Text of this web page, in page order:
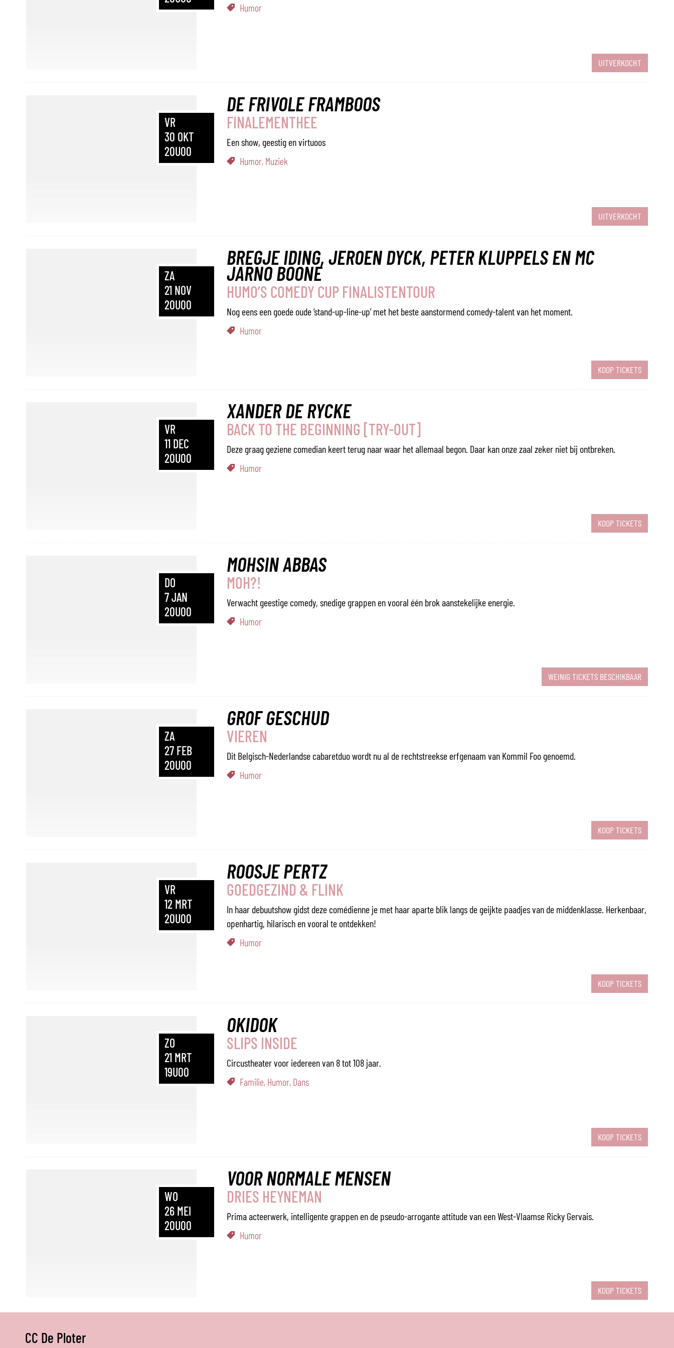
Humor
UITVERKOCHT
VR
30 OKT
20U00
DE FRIVOLE FRAMBOOS
FINALEMENTHEE
Een show, geestig en virtuoos
Humor, Muziek
UITVERKOCHT
ZA
21 NOV
20U00
BREGJE IDING, JEROEN DYCK, PETER KLUPPELS EN MC
JARNO BOONE
HUMO’S COMEDY CUP FINALISTENTOUR
Nog eens een goede oude ‘stand-up-line-up’ met het beste aanstormend comedy-talent van het moment.
Humor
KOOP TICKETS
VR
11 DEC
20U00
XANDER DE RYCKE
BACK TO THE BEGINNING [TRY-OUT]
Deze graag geziene comedian keert terug naar waar het allemaal begon. Daar kan onze zaal zeker niet bij ontbreken.
Humor
KOOP TICKETS
DO
7JAN
20U00
MOHSIN ABBAS
MOH?!
Verwacht geestige comedy, snedige grappen en vooral één brok aanstekelijke energie.
Humor
WEINIG TICKETS BESCHIKBAAR
ZA
27 FEB
20U00
GROF GESCHUD
VIEREN
Dit Belgisch-Nederlandse cabaretduo wordt nu al de rechtstreekse erfgenaam van Kommil Foo genoemd.
Humor
KOOP TICKETS
VR
12 MRT
20U00
ROOSJE PERTZ
GOEDGEZIND & FLINK
In haar debuutshow gidst deze comédienne je met haar aparte blik langs de geijkte paadjes van de middenklasse. Herkenbaar,
openhartig, hilarisch en vooral te ontdekken!
Humor
KOOP TICKETS
ZO
21 MRT
19U00
OKIDOK
SLIPS INSIDE
Circustheater voor iedereen van 8 tot 108 jaar.
Familie, Humor, Dans
KOOP TICKETS
WO
26 MEI
20U00
VOOR NORMALE MENSEN
DRIES HEYNEMAN
Prima acteerwerk, intelligente grappen en de pseudo-arrogante attitude van een West-Vlaamse Ricky Gervais.
Humor
KOOP TICKETS
CC De Ploter